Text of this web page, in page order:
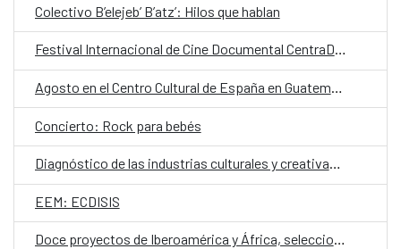
Colectivo B’elejeb’ B’atz’: Hilos que hablan
Festival Internacional de Cine Documental CentraDoc
Agosto en el Centro Cultural de España en Guatemala
Concierto: Rock para bebés
Diagnóstico de las industrias culturales y creativas en Guatemala
EEM: ECDISIS
Doce proyectos de Iberoamérica y África, seleccionados en la convocatoria E·CO/26: Sobre el tiempo